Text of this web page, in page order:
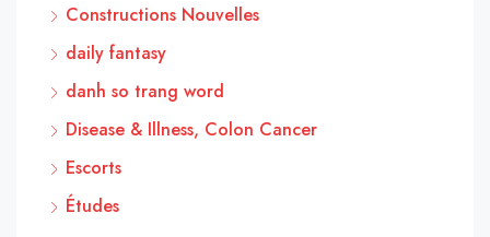
Constructions Nouvelles
daily fantasy
danh so trang word
Disease & Illness, Colon Cancer
Escorts
Études